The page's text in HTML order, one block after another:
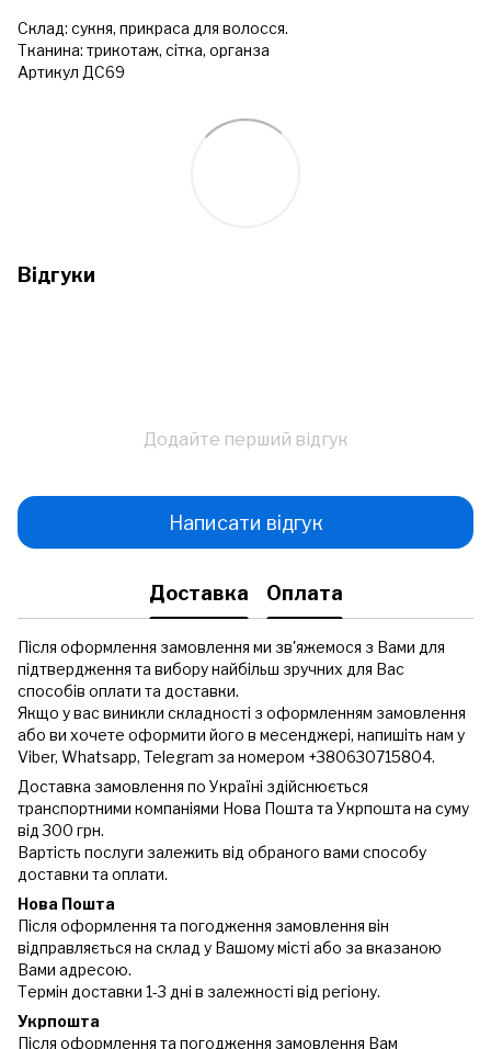
Склад: сукня, прикраса для волосся.
Тканина: трикотаж, сітка, органза
Артикул ДС69
Відгуки
Додайте перший відгук
Написати відгук
Доставка Оплата
Після оформлення замовлення ми зв'яжемося з Вами для
підтвердження та вибору найбільш зручних для Вас
способів оплати та доставки.
Якщо у вас виникли складності з оформленням замовлення
або ви хочете оформити його в месенджері, напишіть нам у
Viber, Whatsapp, Telegram за номером +380630715804.
Доставка замовлення по Україні здійснюється
транспортними компаніями Нова Пошта та Укрпошта на суму
від 300 грн.
Вартість послуги залежить від обраного вами способу
доставки та оплати.
Нова Пошта
Після оформлення та погодження замовлення він
відправляється на склад у Вашому місті або за вказаною
Вами адресою.
Термін доставки 1-3 дні в залежності від регіону.
Укрпошта
Після оформлення та погодження замовлення Вам